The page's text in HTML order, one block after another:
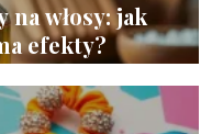
włosy: jak
efekty?